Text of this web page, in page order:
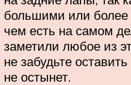
большими или
чем есть на самом
заметили любое из
не забудьте
не остынет.